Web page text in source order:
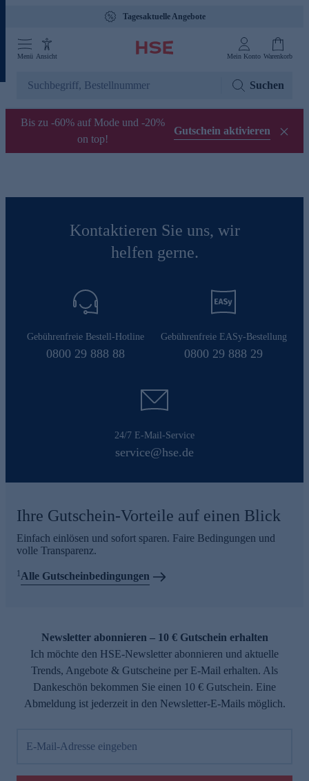
Tagesaktuelle Angebote
Menü Ansicht Mein Konto Warenkorb
Suchen
Bis zu -60% auf Mode und -20%
on top!
Gutschein aktivieren
Kontaktieren Sie uns, wir
helfen gerne.
Gebührenfreie Bestell-Hotline
0800 29 888 88
Gebührenfreie EASy-Bestellung
0800 29 888 29
24/7 E-Mail-Service
service@hse.de
Ihre Gutschein-Vorteile auf einen Blick
Einfach einlösen und sofort sparen. Faire Bedingungen und
volle Transparenz.
1Alle Gutscheinbedingungen
Newsletter abonnieren – 10 € Gutschein erhalten
Ich möchte den HSE-Newsletter abonnieren und aktuelle
Trends, Angebote & Gutscheine per E-Mail erhalten. Als
Dankeschön bekommen Sie einen 10 € Gutschein. Eine
Abmeldung ist jederzeit in den Newsletter-E-Mails möglich.
E-Mail-Adresse eingeben